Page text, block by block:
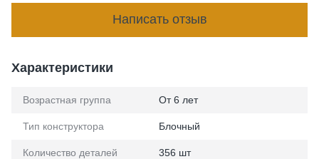
Написать отзыв
Характеристики
Возрастная группа От 6 лет
Тип конструктора Блочный
Количество деталей 356 шт